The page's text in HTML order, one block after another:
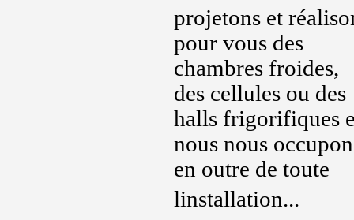
projetons et
pour vous des
chambres froides,
des cellules ou des
halls frigorifiques
nous nous
en outre de toute
linstallation...